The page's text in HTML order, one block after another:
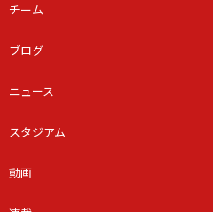
チーム
ブログ
ニュース
スタジアム
動画